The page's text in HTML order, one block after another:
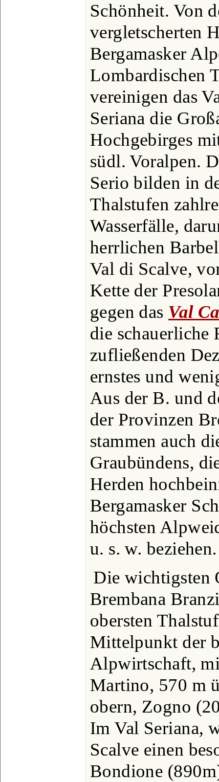
Schönheit. Von
vergletscherten
Bergamasker
Lombardischen
vereinigen das
Seriana die
Hochgebirges
südl. Voralpen.
Serio bilden in
Thalstufen
Wasserfälle,
herrlichen
Val di Scalve,
Kette der
gegen das Val
die schauerliche
zufließenden
ernstes und
Aus der B. und
der Provinzen
stammen auch
Graubündens,
Herden
Bergamasker
höchsten
u. s. w. beziehen.
Die wichtigsten
Brembana
obersten
Mittelpunkt der
Alpwirtschaft,
Martino, 570 m
obern, Zogno
Im Val Seriana,
Scalve einen
Bondione